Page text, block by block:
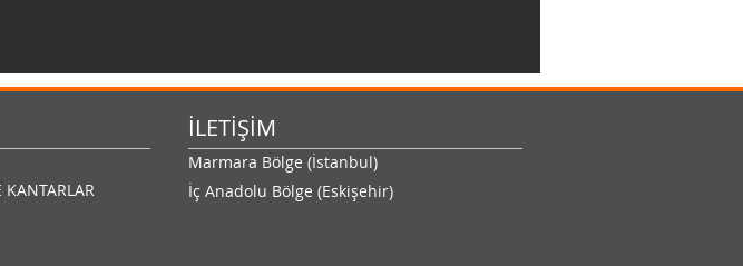
KANTARLAR
İLETİŞİM
Marmara Bölge (İstanbul)
İç Anadolu Bölge (Eskişehir)